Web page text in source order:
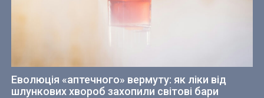
Еволюція «аптечного» вермуту: як ліки від
шлункових хвороб захопили світові бари